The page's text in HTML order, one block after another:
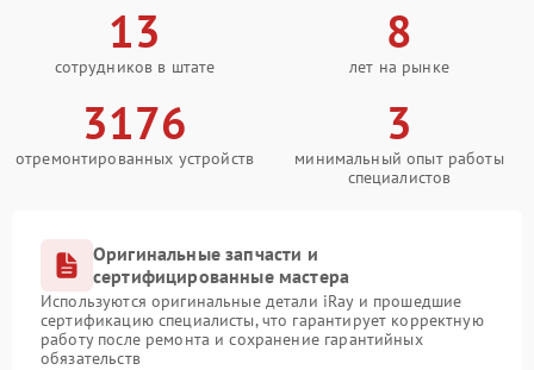
13
сотрудников в штате
8
лет на рынке
3176
отремонтированных устройств
3
минимальный опыт работы
специалистов
Оригинальные запчасти и
сертифицированные мастера
Используются оригинальные детали iRay и прошедшие
сертификацию специалисты, что гарантирует корректную
работу после ремонта и сохранение гарантийных
обязательств